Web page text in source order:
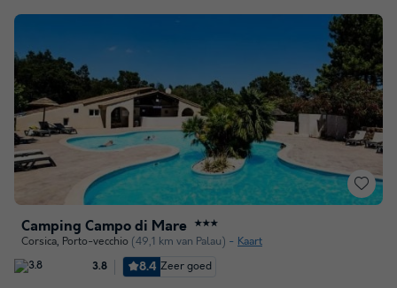
Camping Campo di Mare ★★★
Corsica, Porto-vecchio (49,1 km van Palau) Kaart
3.8 8.4 Zeer goed